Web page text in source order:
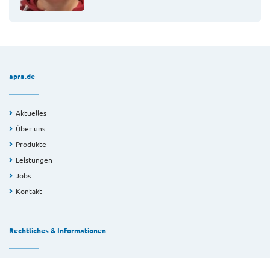
apra.de
Aktuelles
Über uns
Produkte
Leistungen
Jobs
Kontakt
Rechtliches & Informationen